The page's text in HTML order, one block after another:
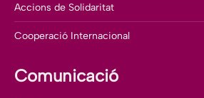
Accions de Solidaritat
Cooperació Internacional
Comunicació